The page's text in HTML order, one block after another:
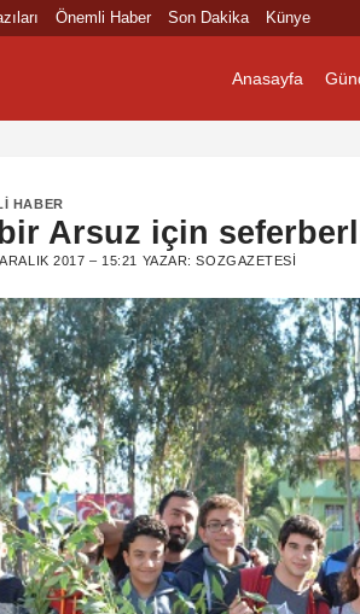
Önemli Haber Son Dakika Künye
Anasayfa
HABER
Arsuz için
2017 – 15:21 YAZAR:SOZGAZETESI